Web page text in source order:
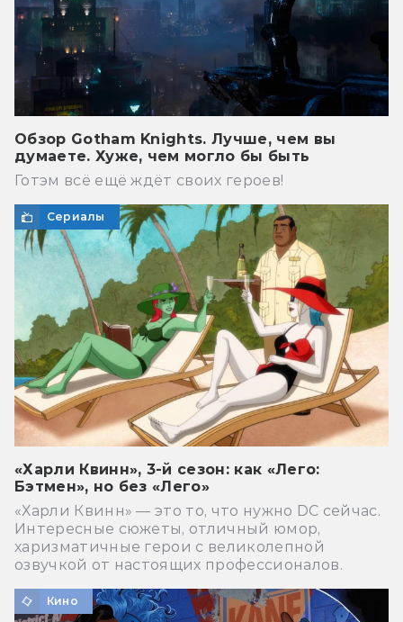
Обзор Gotham Knights. Лучше, чем вы
думаете. Хуже, чем могло бы быть
Готэм всё ещё ждёт своих героев!
Сериалы
«Харли Квинн», 3-й сезон: как «Лего:
Бэтмен», но без «Лего»
«Харли Квинн» — это то, что нужно DC сейчас.
Интересные сюжеты, отличный юмор,
харизматичные герои с великолепной
озвучкой от настоящих профессионалов.
Кино